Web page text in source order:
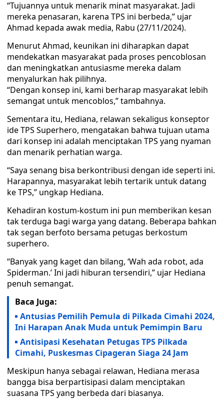
“Tujuannya untuk menarik minat masyarakat. Jadi
mereka penasaran, karena TPS ini berbeda,” ujar
Ahmad kepada awak media, Rabu (27/11/2024).
Menurut Ahmad, keunikan ini diharapkan dapat
mendekatkan masyarakat pada proses pencoblosan
dan meningkatkan antusiasme mereka dalam
menyalurkan hak pilihnya.
“Dengan konsep ini, kami berharap masyarakat lebih
semangat untuk mencoblos,” tambahnya.
Sementara itu, Hediana, relawan sekaligus konseptor
ide TPS Superhero, mengatakan bahwa tujuan utama
dari konsep ini adalah menciptakan TPS yang nyaman
dan menarik perhatian warga.
“Saya senang bisa berkontribusi dengan ide seperti ini.
Harapannya, masyarakat lebih tertarik untuk datang
ke TPS,” ungkap Hediana.
Kehadiran kostum-kostum ini pun memberikan kesan
tak terduga bagi warga yang datang. Beberapa bahkan
tak segan berfoto bersama petugas berkostum
superhero.
“Banyak yang kaget dan bilang, ‘Wah ada robot, ada
Spiderman.’ Ini jadi hiburan tersendiri,” ujar Hediana
penuh semangat.
Baca Juga:
Antusias Pemilih Pemula di Pilkada Cimahi 2024,
Ini Harapan Anak Muda untuk Pemimpin Baru
Antisipasi Kesehatan Petugas TPS Pilkada
Cimahi, Puskesmas Cipageran Siaga 24 Jam
Meskipun hanya sebagai relawan, Hediana merasa
bangga bisa berpartisipasi dalam menciptakan
suasana TPS yang berbeda dari biasanya.